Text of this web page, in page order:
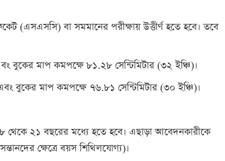
(এসএসসি) বা সমমানের পরীক্ষায় উত্তীর্ণ হতে হবে। তবে
বুকের মাপ কমপক্ষে ৮১.২৮ সেন্টিমিটার (৩২ ইঞ্চি)।
বুকের মাপ কমপক্ষে ৭৬.৮১ সেন্টিমিটার (৩০ ইঞ্চি)।
২১ বছরের মধ্যে হতে হবে। এছাড়া আবেদনকারীকে
ক্ষেত্রে বয়স শিথিলযোগ্য)।